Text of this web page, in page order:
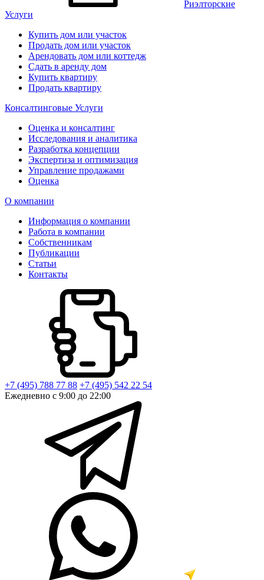
Риэлторские
Услуги
Купить дом или участок
Продать дом или участок
Арендовать дом или коттедж
Сдать в аренду дом
Купить квартиру
Продать квартиру
Консалтинговые Услуги
Оценка и консалтинг
Исследования и аналитика
Разработка концепции
Экспертиза и оптимизация
Управление продажами
Оценка
О компании
Информация о компании
Работа в компании
Собственникам
Публикации
Статьи
Контакты
+7 (495) 788 77 88 +7 (495) 542 22 54
Ежедневно с 9:00 до 22:00